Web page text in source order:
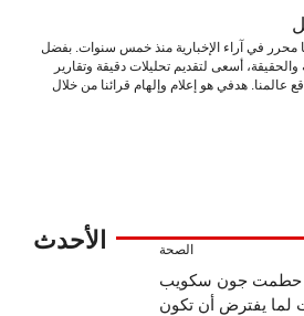
محرر في آراء الإخبارية منذ خمس سنوات. بفضل
أسعى لتقديم تحليلات دقيقة وتقارير
عالمنا. هدفي هو إعلام وإلهام قرائنا من خلال
الأحدث الصحة
حطمت جون سكويب
لما يفترض أن تكون